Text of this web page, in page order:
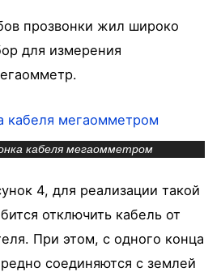
прозвонки жил широко
для измерения
кабеля мегаомметром
4, для реализации такой
отключить кабель от
При этом, с одного конца
соединяются с землей